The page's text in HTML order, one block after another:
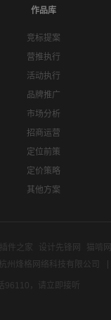
作品库
竞标提案
营推执行
活动执行
品牌推广
市场分析
招商运营
定位前策
定价策略
其他方案
件之家 设计先锋网 猫啃网
州烽格网络科技有限公司
96110，请立即接听